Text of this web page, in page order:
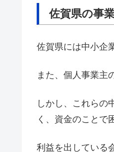
佐賀県の事
佐賀県には中小企
また、個人事業主
しかし、これらの
く、資金のことで
利益を出している